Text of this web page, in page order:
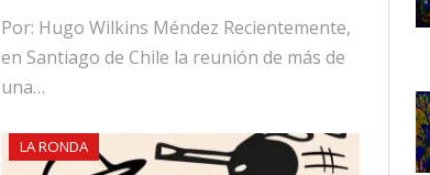
Por: Hugo Wilkins Méndez Recientemente,
en Santiago de Chile la reunión de más de
una…
LA RONDA